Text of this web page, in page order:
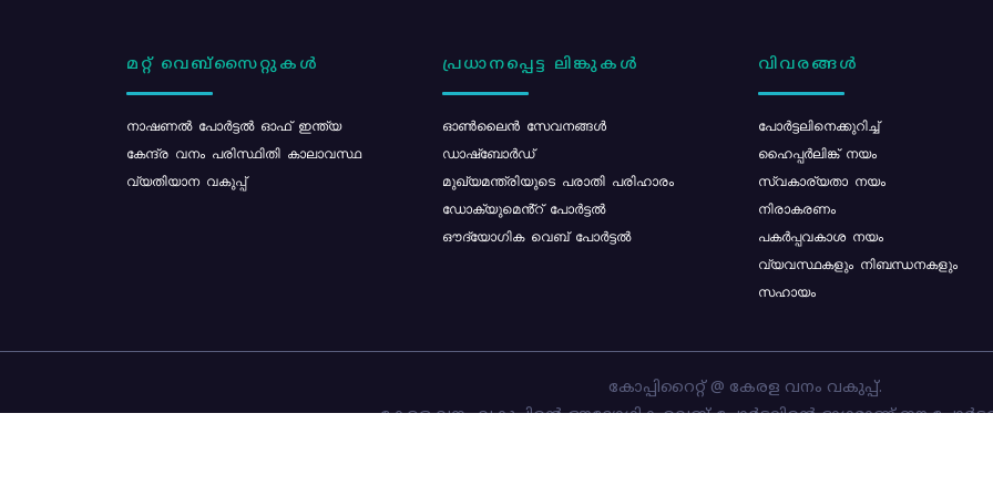
മറ്റ് വെബ്സൈറ്റുകൾ
നാഷണൽ പോർട്ടൽ ഓഫ് ഇന്ത്യ
കേന്ദ്ര വനം പരിസ്ഥിതി കാലാവസ്ഥ
വ്യതിയാന വകുപ്പ്
പ്രധാനപ്പെട്ട ലിങ്കുകൾ
ഓൺലൈൻ സേവനങ്ങൾ
ഡാഷ്ബോർഡ്
മുഖ്യമന്ത്രിയുടെ പരാതി പരിഹാരം
ഡോക്യുമെൻ്റ് പോർട്ടൽ
ഔദ്യോഗിക വെബ് പോർട്ടൽ
വിവരങ്ങൾ
പോര്‍ട്ടലിനെക്കുറിച്ച്
ഹൈപ്പർലിങ്ക് നയം
സ്വകാര്യതാ നയം
നിരാകരണം
പകർപ്പവകാശ നയം
വ്യവസ്ഥകളും നിബന്ധനകളും
സഹായം
കോപ്പിറൈറ്റ് @ കേരള വനം വകുപ്പ്.
കേരള വനം വകുപ്പിന്റെ ഔദ്യോഗിക വെബ്-പോർട്ടലിന്റെ ഭാഗമാണ് ഈ